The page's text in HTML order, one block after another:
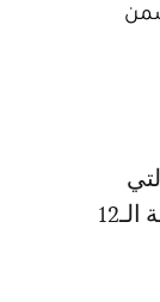
ضمن
جمعت الفريقين أمس، على ملعب مرسول بارك في الرياض، ضمن الجولة الـ12